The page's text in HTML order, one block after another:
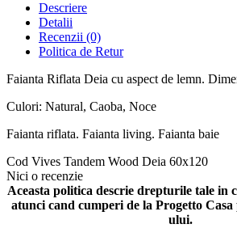
Descriere
Detalii
Recenzii (0)
Politica de Retur
Faianta Riflata Deia cu aspect de lemn.
Culori: Natural, Caoba, Noce
Faianta riflata. Faianta living. Faianta baie
Cod Vives Tandem Wood Deia 60x120
Nici o recenzie
Aceasta politica descrie drepturile tale in
atunci cand cumperi de la Progetto
ului.